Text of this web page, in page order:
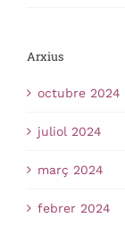
Arxius
octubre 2024
juliol 2024
març 2024
febrer 2024